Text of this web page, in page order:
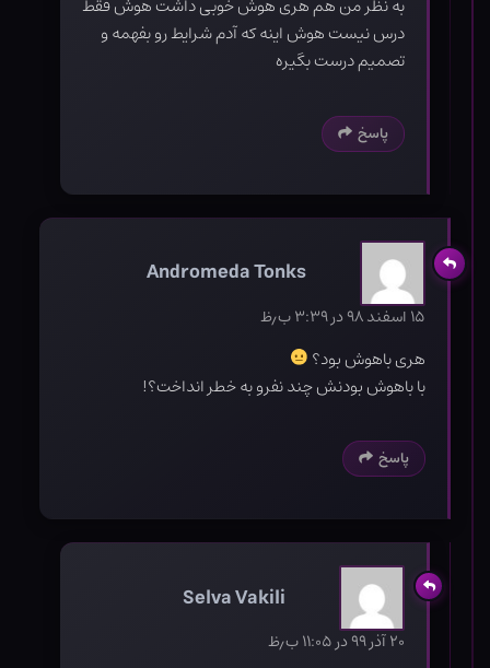
به نظر من هم هری هوش خوبی داشت هوش فقط
درس نیست هوش اینه که آدم شرایط رو بفهمه و
تصمیم درست بگیره
پاسخ
Andromeda Tonks
۱۵ اسفند ۹۸ در ۳:۳۹ ب٫ظ
هری باهوش بود؟
با باهوش بودنش چند نفرو به خطر انداخت؟!
پاسخ
Selva Vakili
۲۰ آذر ۹۹ در ۱۱:۰۵ ب٫ظ